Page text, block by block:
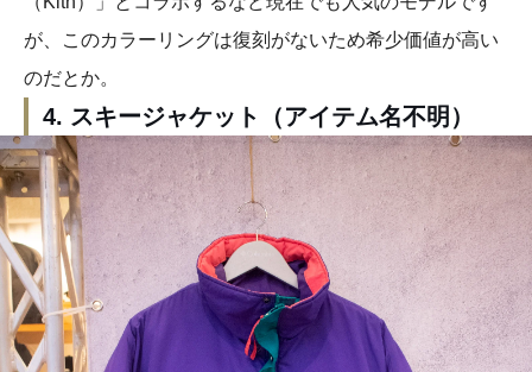
が、このカラーリングは復刻がないため希少価値が高い
のだとか。
4. スキージャケット（アイテム名不明）